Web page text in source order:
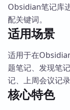
Obsidian笔记库
配关键词。
适用场景
适用于在
题笔记、发现笔
记、上周会议记
核心特色